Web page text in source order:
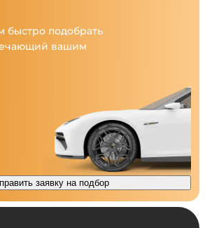
подобрать
вашим
заявку на подбор